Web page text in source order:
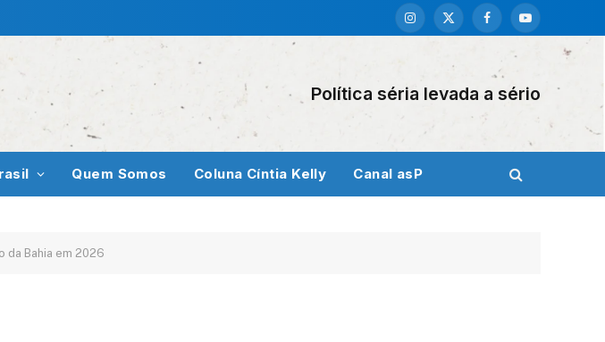
Instagram
X
FacebookYouTube
Política séria levada a sério
Quem Somos Coluna Cíntia Kelly Canal asP
da Bahia em 2026